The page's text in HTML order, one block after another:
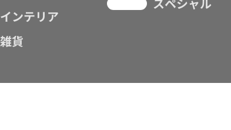
インテリア
雑貨